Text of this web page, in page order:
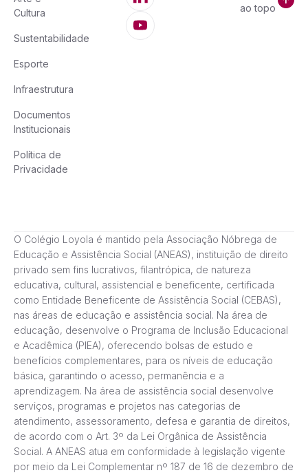
Cultura
Sustentabilidade
Esporte
Infraestrutura
Documentos
Institucionais
Política de
Privacidade
ao topo
O Colégio Loyola é mantido pela Associação Nóbrega de
Educação e Assistência Social (ANEAS), instituição de direito
privado sem fins lucrativos, filantrópica, de natureza
educativa, cultural, assistencial e beneficente, certificada
como Entidade Beneficente de Assistência Social (CEBAS),
nas áreas de educação e assistência social. Na área de
educação, desenvolve o Programa de Inclusão Educacional
e Acadêmica (PIEA), oferecendo bolsas de estudo e
benefícios complementares, para os níveis de educação
básica, garantindo o acesso, permanência e a
aprendizagem. Na área de assistência social desenvolve
serviços, programas e projetos nas categorias de
atendimento, assessoramento, defesa e garantia de direitos,
de acordo com o Art. 3º da Lei Orgânica de Assistência
Social. A ANEAS atua em conformidade à legislação vigente
por meio da Lei Complementar nº 187 de 16 de dezembro de